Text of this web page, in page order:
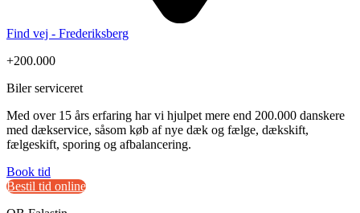
Find vej - Frederiksberg
+200.000
Biler serviceret
Med over 15 års erfaring har vi hjulpet mere end 200.000 danskere
med dækservice, såsom køb af nye dæk og fælge, dækskift,
fælgeskift, sporing og afbalancering.
Book tid
Bestil tid online